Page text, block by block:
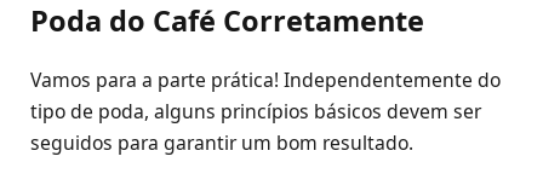
Poda do Café Corretamente
Vamos para a parte prática! Independentemente do
tipo de poda, alguns princípios básicos devem ser
seguidos para garantir um bom resultado.